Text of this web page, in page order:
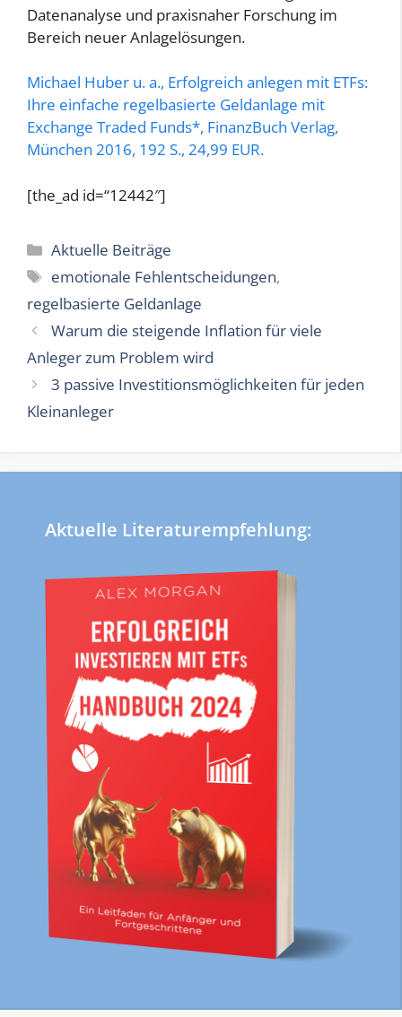
Datenanalyse und praxisnaher Forschung im
Bereich neuer Anlagelösungen.
Michael Huber u. a., Erfolgreich anlegen mit ETFs:
Ihre einfache regelbasierte Geldanlage mit
Exchange Traded Funds*, FinanzBuch Verlag,
München 2016, 192 S., 24,99 EUR.
[the_ad id=“12442″]
Kategorien
Aktuelle Beiträge
Schlagwörter
emotionale Fehlentscheidungen,
regelbasierte Geldanlage
Warum die steigende Inflation für viele
Anleger zum Problem wird
3 passive Investitionsmöglichkeiten für jeden
Kleinanleger
Aktuelle Literaturempfehlung: